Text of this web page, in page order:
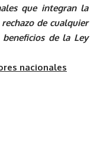
que integran la
de cualquier
de la Ley
nacionales